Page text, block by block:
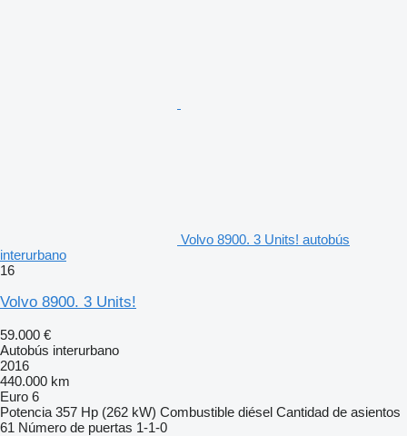
Volvo 8900. 3 Units! autobús
interurbano
16
Volvo 8900. 3 Units!
59.000 €
Autobús interurbano
2016
440.000 km
Euro 6
Potencia 357 Hp (262 kW) Combustible diésel Cantidad de asientos
61 Número de puertas 1-1-0